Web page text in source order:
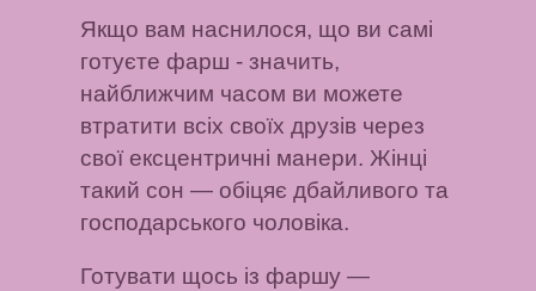
Якщо вам наснилося, що ви самі
готуєте фарш - значить,
найближчим часом ви можете
втратити всіх своїх друзів через
свої ексцентричні манери. Жінці
такий сон — обіцяє дбайливого та
господарського чоловіка.
Готувати щось із фаршу —